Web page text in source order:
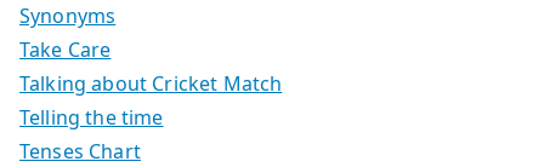
Synonyms
Take Care
Talking about Cricket Match
Telling the time
Tenses Chart